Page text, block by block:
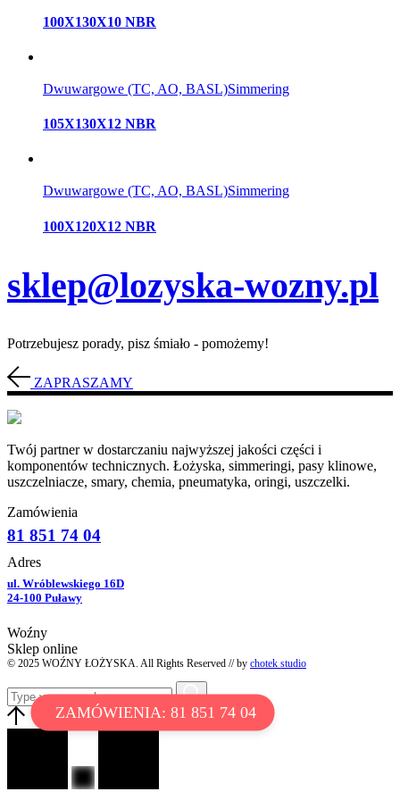
ZAMÓWIENIA: 81 851 74 04
100X130X10 NBR
Dwuwargowe (TC, AO, BASL)Simmering
105X130X12 NBR
Dwuwargowe (TC, AO, BASL)Simmering
100X120X12 NBR
sklep@lozyska-wozny.pl
Potrzebujesz porady, pisz śmiało - pomożemy!
ZAPRASZAMY
Twój partner w dostarczaniu najwyższej jakości części i
komponentów technicznych. Łożyska, simmeringi, pasy klinowe,
uszczelniacze, smary, chemia, pneumatyka, oringi, uszczelki.
Zamówienia
81 851 74 04
Adres
ul. Wróblewskiego 16D
24-100 Puławy
Woźny
Sklep online
© 2025 WOŹNY ŁOŻYSKA. All Rights Reserved // by chotek studio